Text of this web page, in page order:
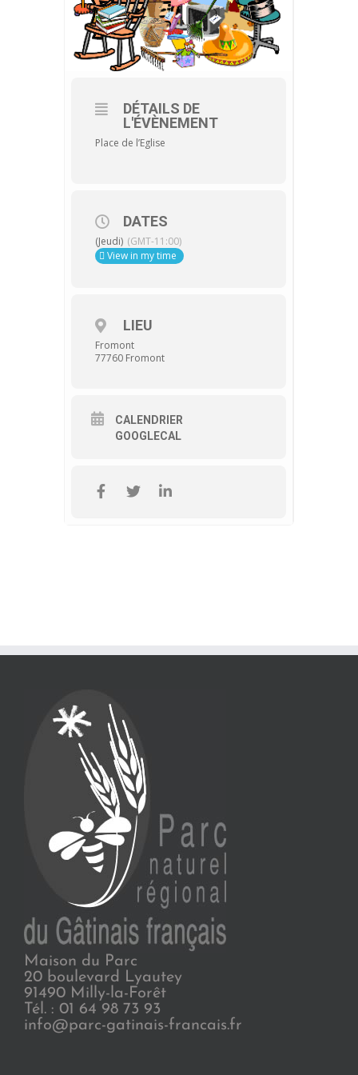
DÉTAILS DE
L'ÉVÈNEMENT
Place de l’Eglise
DATES
(Jeudi) (GMT-11:00)
View in my time
LIEU
Fromont
77760 Fromont
CALENDRIER
GOOGLECAL
Maison du Parc
20 boulevard Lyautey
91490 Milly-la-Forêt
Tél. : 01 64 98 73 93
info@parc-gatinais-francais.fr